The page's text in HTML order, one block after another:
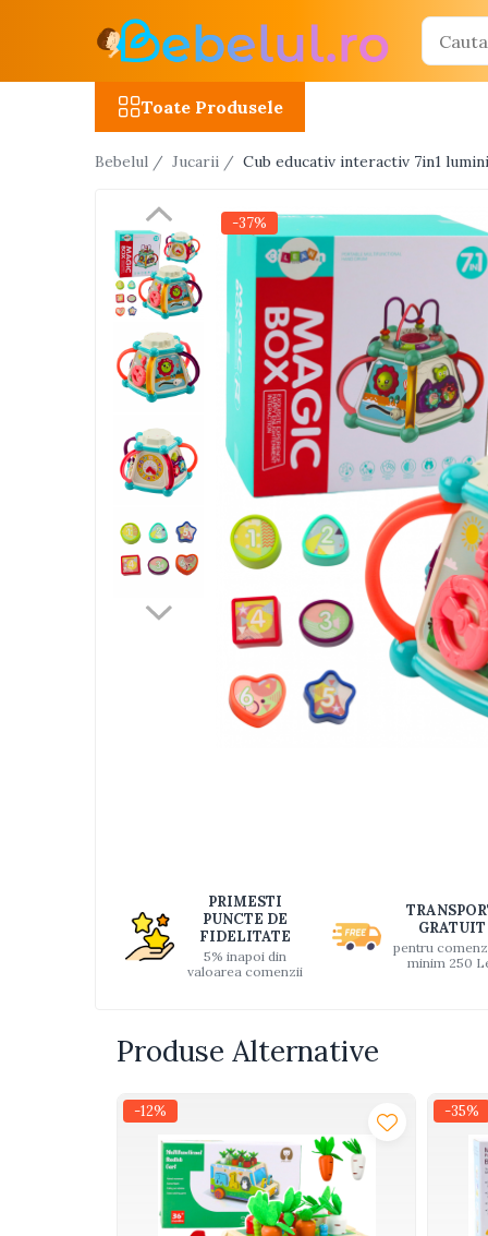
Masinute R/C
Avioane si elicoptere R/C
Camioane R/C
Motociclete R/C
Utilaje constructii R/C
Jucarii bebelusi
Interactive, educative si muzicale
Saltelute si centre de activitati
Seturi de frumusete
Caluti balansoar
Blocuri de constructie
Toate Produsele
Bebelul / Jucarii / Cub educativ interactiv 7in1
-37%
PRIMESTI
PUNCTE DE
FIDELITATE
5% inapoi din
valoarea comenzii
GRATUIT
pentru
minim 250
Produse Alternative
-12% -35%